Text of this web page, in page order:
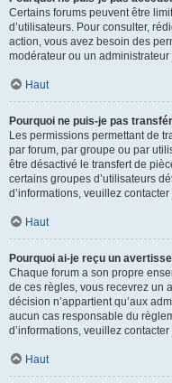
Certains forums peuvent être
d’utilisateurs. Pour consulter,
action, vous avez besoin des
modérateur ou un
Haut
Pourquoi ne puis-je pas
Les permissions permettant de
par forum, par groupe ou par
être désactivé le transfert de
certains groupes d’utilisateurs
d’informations, veuillez
Haut
Pourquoi ai-je reçu un
Chaque forum a son propre
de ces règles, vous recevrez un
décision n’appartient qu’aux
aucun cas responsable du
d’informations, veuillez
Haut